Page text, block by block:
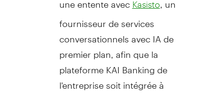
Kasisto
fournisseur de services
conversationnels avec IA de
premier plan, afin que la
plateforme KAI Banking de
l'entreprise soit intégrée à